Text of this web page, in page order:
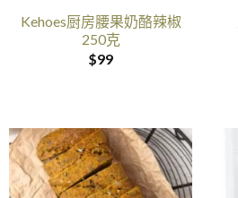
Kehoes厨房腰果奶酪辣椒
250克
$99